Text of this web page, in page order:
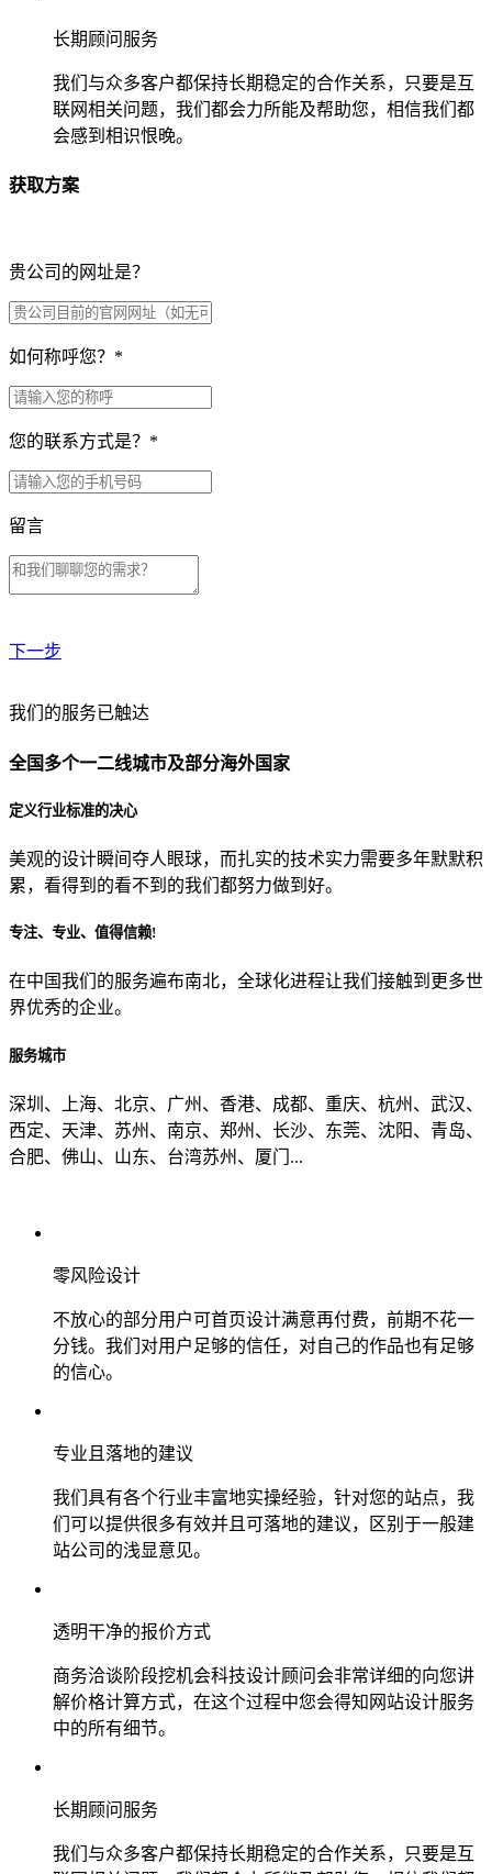
长期顾问服务
我们与众多客户都保持长期稳定的合作关系，只要是互
联网相关问题，我们都会力所能及帮助您，相信我们都
会感到相识恨晚。
获取方案
贵公司的网址是？
如何称呼您？ *
您的联系方式是？ *
留言
下一步
贵公司预算范围是？
贵公司的团队规模是？
目前主要的营销渠道是？
我们的服务已触达
全国多个一二线城市及部分海外国家
定义行业标准的决心
美观的设计瞬间夺人眼球，而扎实的技术实力需要多年默默积
累，看得到的看不到的我们都努力做到好。
专注、专业、值得信赖!
在中国我们的服务遍布南北，全球化进程让我们接触到更多世
界优秀的企业。
服务城市
深圳、上海、北京、广州、香港、成都、重庆、杭州、武汉、
西定、天津、苏州、南京、郑州、长沙、东莞、沈阳、青岛、
合肥、佛山、山东、台湾苏州、厦门...
零风险设计
不放心的部分用户可首页设计满意再付费，前期不花一
分钱。我们对用户足够的信任，对自己的作品也有足够
的信心。
专业且落地的建议
我们具有各个行业丰富地实操经验，针对您的站点，我
们可以提供很多有效并且可落地的建议，区别于一般建
站公司的浅显意见。
透明干净的报价方式
商务洽谈阶段挖机会科技设计顾问会非常详细的向您讲
解价格计算方式，在这个过程中您会得知网站设计服务
中的所有细节。
长期顾问服务
我们与众多客户都保持长期稳定的合作关系，只要是互